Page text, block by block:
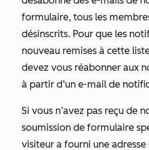
formulaire, tous les
désinscrits. Pour que les
nouveau remises à cette
devez vous réabonner aux
à partir d’un e-mail de
Si vous n’avez pas reçu de
soumission de formulaire
visiteur a fourni une